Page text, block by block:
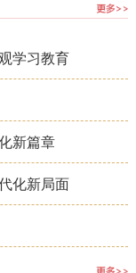
学习教育
新篇章
化新局面